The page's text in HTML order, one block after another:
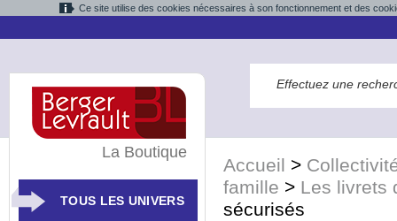
Ce site utilise des cookies nécessaires à son fonctionnement et des
Accueil >
famille > Les livrets
sécurisés
La Boutique
TOUS LES UNIVERS